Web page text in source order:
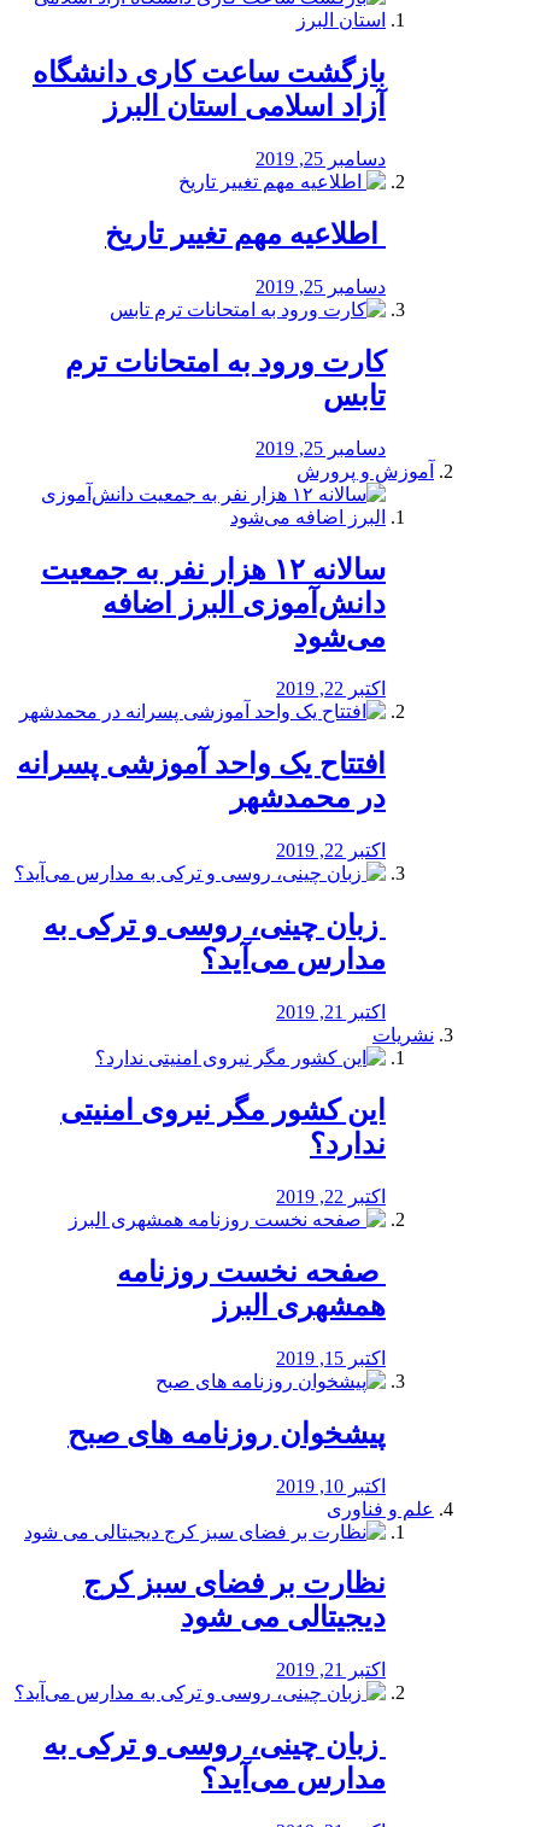
بازگشت ساعت کاری دانشگاه
آزاد اسلامی استان البرز
دسامبر 25, 2019
️ اطلاعیه مهم تغییر تاریخ
دسامبر 25, 2019
کارت ورود به امتحانات ترم
تابس
دسامبر 25, 2019
آموزش و پرورش
️سالانه ۱۲ هزار نفر به جمعیت
دانش‌آموزی البرز اضافه
می‌شود
اکتبر 22, 2019
افتتاح یک واحد آموزشی پسرانه
در محمدشهر
اکتبر 22, 2019
️ زبان چینی، روسی و ترکی به
مدارس می‌آید؟
اکتبر 21, 2019
نشریات
این کشور مگر نیروی امنیتی
ندارد؟
اکتبر 22, 2019
️ صفحه نخست روزنامه‌
همشهری البرز
اکتبر 15, 2019
پیشخوان روزنامه های صبح
اکتبر 10, 2019
علم و فناوری
نظارت بر فضای سبز کرج
دیجیتالی می شود
اکتبر 21, 2019
️ زبان چینی، روسی و ترکی به
مدارس می‌آید؟